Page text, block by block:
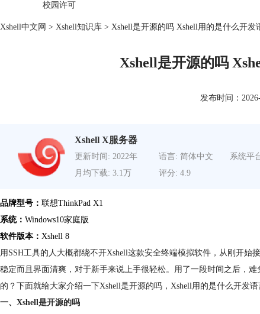
校园许可
Xshell中文网 > Xshell知识库 > Xshell是开源的吗 Xshell用的是什么开发
Xshell是开源的吗
发布时间：
Xshell X服务器
更新时间: 2022年 语言: 简体中文
系统平
月均下载: 3.1万
评分: 4.9
品牌型号： 联想ThinkPad X1
系统： Windows10家庭版
软件版本： Xshell 8
用SSH工具的人大概都绕不开Xshell这款安全终端模拟软件，从刚开
稳定而且界面清爽，对于新手来说上手很轻松。用了一段时间之后，
的？下面就给大家介绍一下Xshell是开源的吗，Xshell用的是什么开发语
一、Xshell是开源的吗